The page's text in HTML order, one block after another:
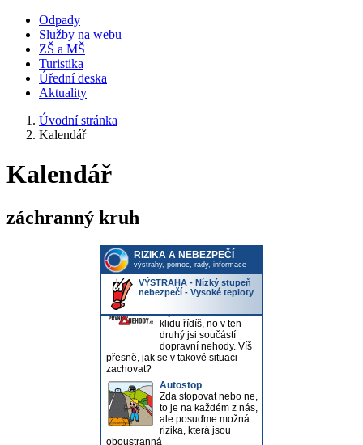
Odpady
Služby na webu
ZŠ a MŠ
Turistika
Úřední deska
Aktuality
Úvodní stránka
Kalendář
Kalendář
záchranný kruh